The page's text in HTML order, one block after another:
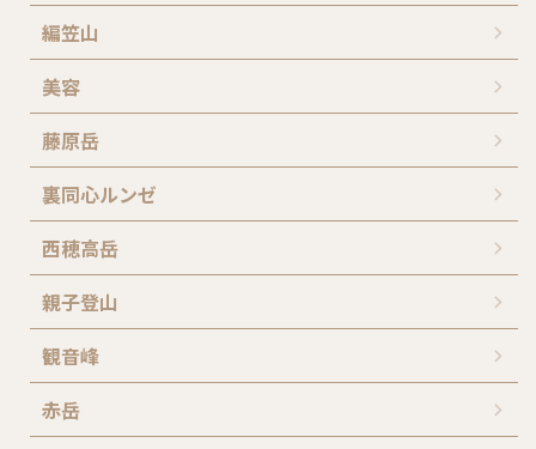
編笠山
美容
藤原岳
裏同心ルンゼ
西穂高岳
親子登山
観音峰
赤岳